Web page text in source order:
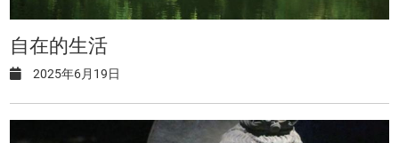
自在的生活
2025年6月19日